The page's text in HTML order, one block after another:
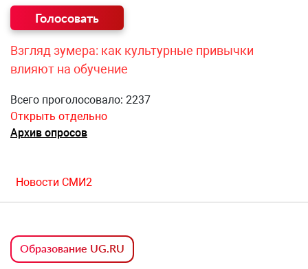
Взгляд зумера: как культурные привычки
влияют на обучение
Всего проголосовало: 2237
Открыть отдельно
Архив опросов
Новости СМИ2
Образование UG.RU